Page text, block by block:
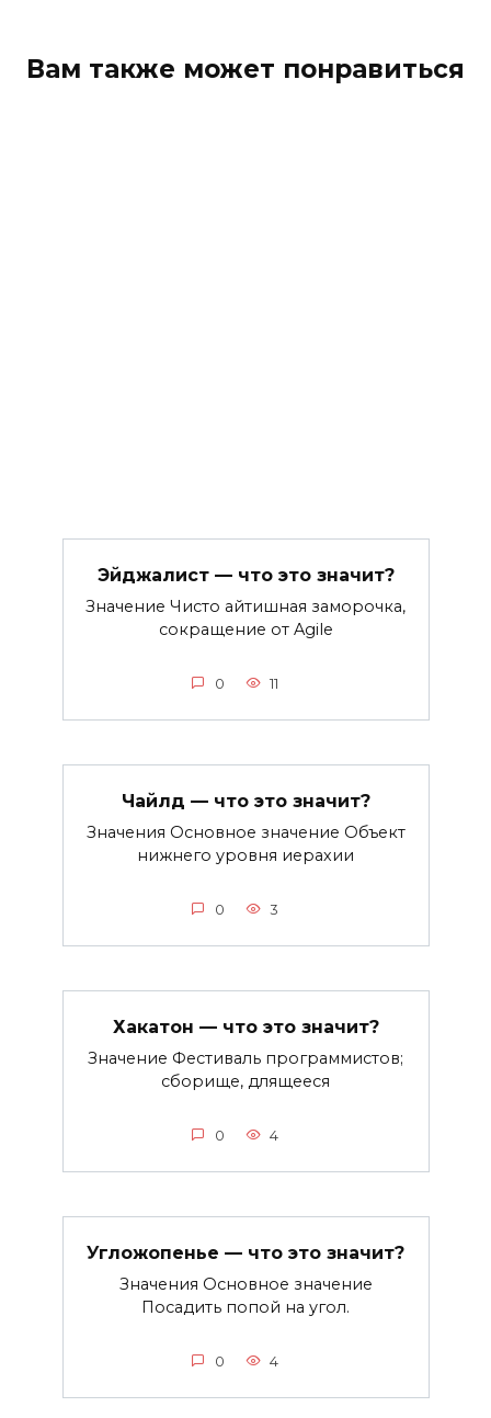
Вам также может понравиться
Эйджалист — что это значит?
Значение Чисто айтишная заморочка,
сокращение от Agile
0 11
Чайлд — что это значит?
Значения Основное значение Объект
нижнего уровня иерахии
0 3
Хакатон — что это значит?
Значение Фестиваль программистов;
сборище, длящееся
0 4
Угложопенье — что это значит?
Значения Основное значение
Посадить попой на угол.
0 4